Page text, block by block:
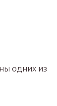
одних из